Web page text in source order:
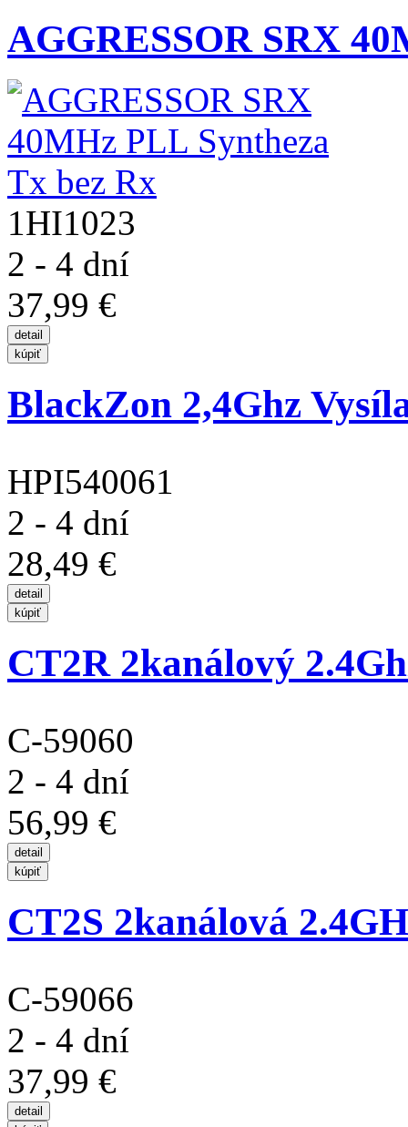
AGGRESSOR SRX
1HI1023
2 - 4 dní
37,99 €
BlackZon 2,4Ghz
HPI540061
2 - 4 dní
28,49 €
CT2R 2kanálový
C-59060
2 - 4 dní
56,99 €
CT2S 2kanálová
C-59066
2 - 4 dní
37,99 €